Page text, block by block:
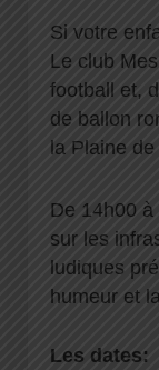
Si votre
Le club
football et,
de ballon
la Plaine
De 14h00
sur les
ludiques
humeur et
Les dates: